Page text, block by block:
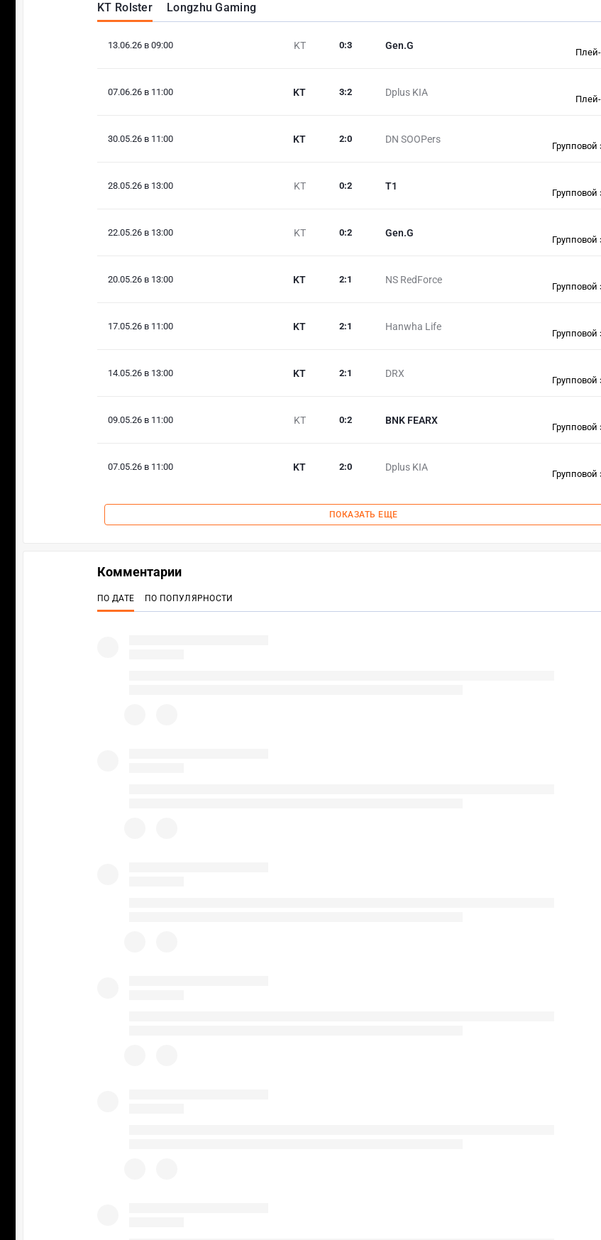
KT Rolster Longzhu Gaming
13.06.26 в 09:00 KT Gen.G
0:3
07.06.26 в 11:00 KT Dplus KIA
3:2
30.05.26 в 11:00 KT DN SOOPers
2:0
Групповой
28.05.26 в 13:00 KT T1
0:2
Групповой
22.05.26 в 13:00 KT Gen.G
0:2
Групповой
20.05.26 в 13:00 KT NS RedForce
2:1
Групповой
17.05.26 в 11:00 KT Hanwha Life
2:1
Групповой
14.05.26 в 13:00 KT DRX
2:1
Групповой
09.05.26 в 11:00 KT BNK FEARX
0:2
Групповой
07.05.26 в 11:00 KT Dplus KIA
2:0
Групповой
ПОКАЗАТЬ ЕЩЕ
Комментарии
ПО ДАТЕ ПО ПОПУЛЯРНОСТИ